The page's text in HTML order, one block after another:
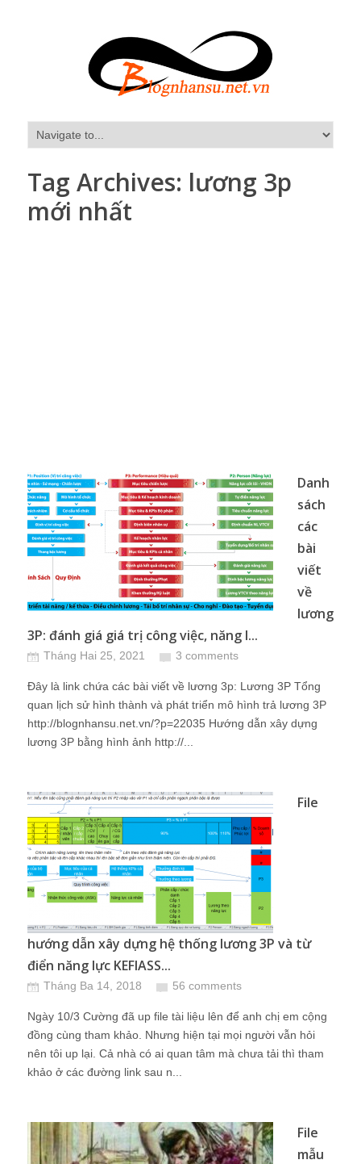
Tag Archives: lương 3p
mới nhất
Danh
sách
các
bài
viết
về
lương
3P: đánh giá giá trị công việc, năng l...
Tháng Hai 25, 2021 3 comments
Đây là link chứa các bài viết về lương 3p: Lương 3P Tổng
quan lịch sử hình thành và phát triển mô hình trả lương 3P
http://blognhansu.net.vn/?p=22035 Hướng dẫn xây dựng
lương 3P bằng hình ảnh http://...
File
hướng dẫn xây dựng hệ thống lương 3P và từ
điển năng lực KEFIASS...
Tháng Ba 14, 2018 56 comments
Ngày 10/3 Cường đã up file tài liệu lên để anh chị em cộng
đồng cùng tham khảo. Nhưng hiện tại mọi người vẫn hỏi
nên tôi up lại. Cả nhà có ai quan tâm mà chưa tải thì tham
khảo ở các đường link sau n...
File
mẫu